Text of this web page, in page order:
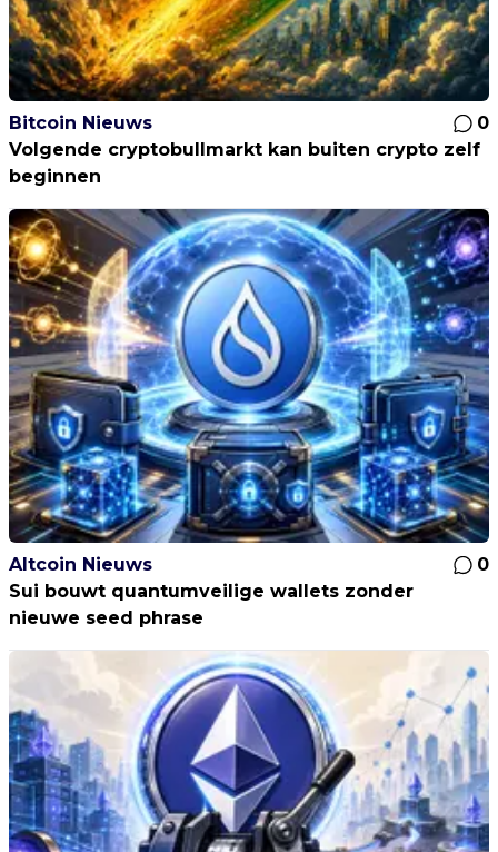
Bitcoin Nieuws
0
Volgende cryptobullmarkt kan buiten crypto zelf
beginnen
Altcoin Nieuws
0
Sui bouwt quantumveilige wallets zonder
nieuwe seed phrase